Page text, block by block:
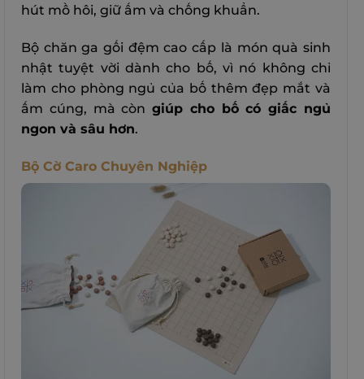
hút mồ hôi, giữ ấm và chống khuẩn.
Bộ chăn ga gối đệm cao cấp là món quà sinh
nhật tuyệt vời dành cho bố, vì nó không chỉ
làm cho phòng ngủ của bố thêm đẹp mắt và
ấm cúng, mà còngiúp cho bố có giấc ngủ
ngon và sâu hơn.
Bộ Cờ Caro Chuyên Nghiệp